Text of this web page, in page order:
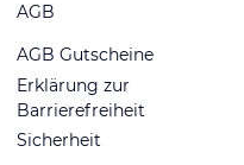
AGB
AGB Gutscheine
Erklärung zur
Barrierefreiheit
Sicherheit